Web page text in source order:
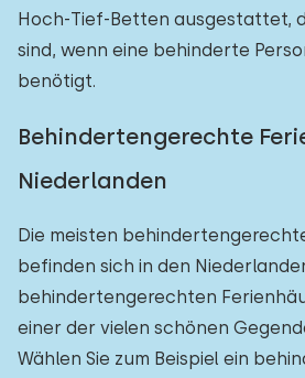
Hoch-Tief-Betten ausgestattet,
sind, wenn eine behinderte
benötigt.
Behindertengerechte
Niederlanden
Die meisten
befinden sich in den
behindertengerechten
einer der vielen schönen
Wählen Sie zum Beispiel ein